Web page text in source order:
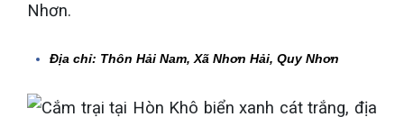
Nhơn.
Địa chỉ: Thôn Hải Nam, Xã Nhơn Hải, Quy Nhơn